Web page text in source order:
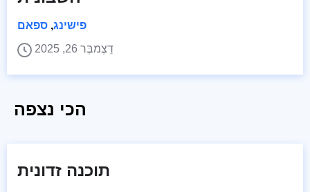
פישינג, ספאם
דֵצֶמבֶּר 26, 2025
הכי נצפה
תוכנה זדונית